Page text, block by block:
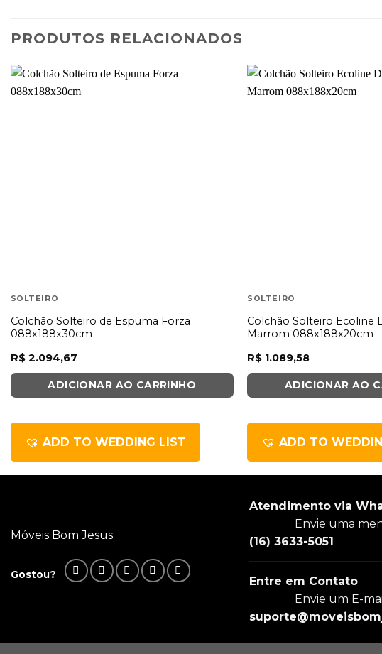
PRODUTOS RELACIONADOS
SOLTEIRO
Colchão Solteiro de Espuma Forza
088x188x30cm
R$2.094,67
ADICIONAR AO CARRINHO
ADD TO WEDDING LIST
SOLTEIRO
Colchão Solteiro Ecoline
Marrom 088x188x20cm
R$ 1.089,58
ADICIONAR AO
ADD TO
Móveis Bom Jesus
Gostou?
Atendimento via
Envie uma
(16) 3633-5051
Entre em Contato
Envie um E-mail